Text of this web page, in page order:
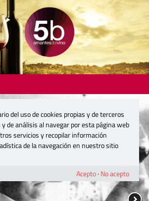
del uso de cookies propias y de terceros
de análisis al navegar por esta página web
servicios y recopilar información
de la navegación en nuestro sitio
Acepto· No acepto